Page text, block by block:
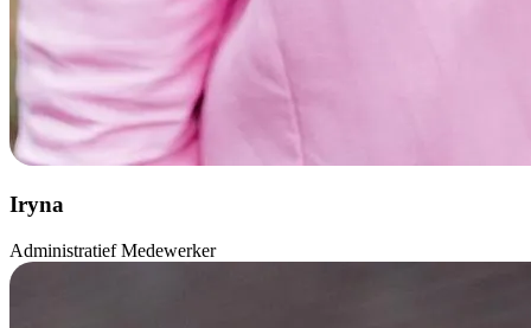
Iryna
Administratief Medewerker